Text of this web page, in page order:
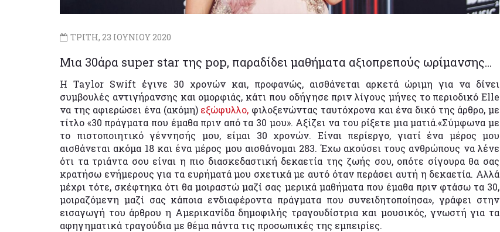
ΤΡΙΤΗ, 23 ΙΟΥΝΙΟΥ 2020
Μια 30άρα super star της pop, παραδίδει μαθήματα αξιοπρεπούς ωρίμανσης...
Η Taylor Swift έγινε 30 χρονών και, προφανώς, αισθάνεται αρκετά ώριμη για να δίνει
συμβουλές αντιγήρανσης και ομορφιάς, κάτι που οδήγησε πριν λίγους μήνες το περιοδικό Elle
να της αφιερώσει ένα (ακόμη) εξώφυλλο, φιλοξενώντας ταυτόχρονα και ένα δικό της άρθρο, με
τίτλο «30 πράγματα που έμαθα πριν από τα 30 μου». Αξίζει να του ρίξετε μια ματιά.«Σύμφωνα με
το πιστοποιητικό γέννησής μου, είμαι 30 χρονών. Είναι περίεργο, γιατί ένα μέρος μου
αισθάνεται ακόμα 18 και ένα μέρος μου αισθάνομαι 283. Έχω ακούσει τους ανθρώπους να λένε
ότι τα τριάντα σου είναι η πιο διασκεδαστική δεκαετία της ζωής σου, οπότε σίγουρα θα σας
κρατήσω ενήμερους για τα ευρήματά μου σχετικά με αυτό όταν περάσει αυτή η δεκαετία. Αλλά
μέχρι τότε, σκέφτηκα ότι θα μοιραστώ μαζί σας μερικά μαθήματα που έμαθα πριν φτάσω τα 30,
μοιραζόμενη μαζί σας κάποια ενδιαφέροντα πράγματα που συνειδητοποίησα», γράφει στην
εισαγωγή του άρθρου η Αμερικανίδα δημοφιλής τραγουδίστρια και μουσικός, γνωστή για τα
αφηγηματικά τραγούδια με θέμα πάντα τις προσωπικές της εμπειρίες.